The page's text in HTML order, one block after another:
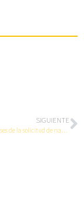
SIGUIENTE